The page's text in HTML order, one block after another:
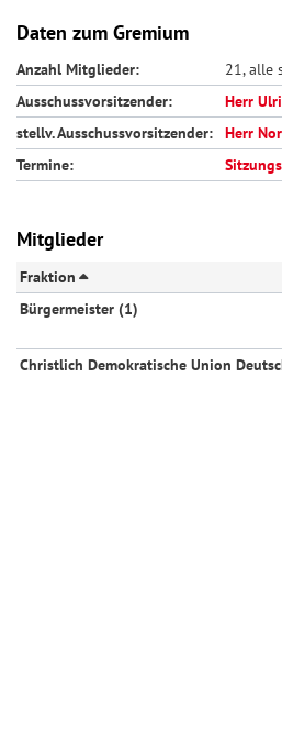
Daten zum Gremium
Anzahl Mitglieder:
21, alle
Ausschussvorsitzender:
Herr
stellv. Ausschussvorsitzender:
Herr
Termine:
Mitglieder
Fraktion
Bürgermeister (1)
Christlich Demokratische Union